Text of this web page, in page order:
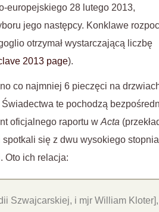
europejskiego 28 lutego 2013,
jego następcy. Konklawe
otrzymał wystarczającą liczbę
2013 page).
co najmniej 6 pieczęci na
te pochodzą
oficjalnego raportu w Acta
się z dwu wysokiego stopnia
Oto ich relacja:
Szwajcarskiej, i mjr William Kloter],